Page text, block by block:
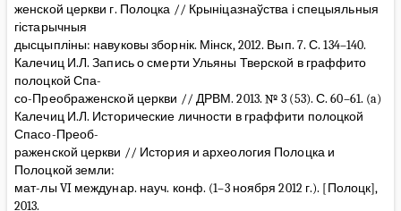
женской церкви г. Полоцка // Крыніцазнаўства і спецыяльныя
гістарычныя
дысцыпліны: навуковы зборнік. Мінск, 2012. Вып. 7. С. 134–140.
Калечиц И.Л. Запись о смерти Ульяны Тверской в граффито
полоцкой Спа-
со-Преображенской церкви // ДРВМ. 2013. № 3 (53). С. 60–61. (a)
Калечиц И.Л. Исторические личности в граффити полоцкой
Спасо-Преоб-
раженской церкви // История и археология Полоцка и
Полоцкой земли:
мат-лы VI междунар. науч. конф. (1–3 ноября 2012 г.). [Полоцк],
2013.